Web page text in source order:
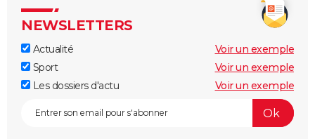
NEWSLETTERS
Actualité
Voir un exemple
Sport
Voir un exemple
Les dossiers d'actu
Voir un exemple